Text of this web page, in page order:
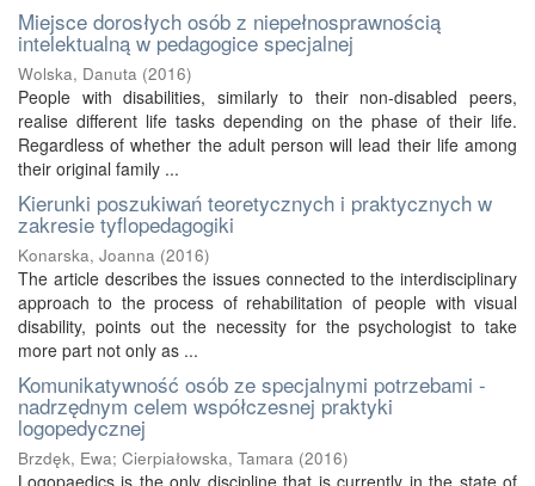
Miejsce dorosłych osób z niepełnosprawnością
intelektualną w pedagogice specjalnej
Wolska, Danuta (2016)
People with disabilities, similarly to their non-disabled peers,
realise different life tasks depending on the phase of their life.
Regardless of whether the adult person will lead their life among
their original family ...
Kierunki poszukiwań teoretycznych i praktycznych w
zakresie tyflopedagogiki
Konarska, Joanna (2016)
The article describes the issues connected to the interdisciplinary
approach to the process of rehabilitation of people with visual
disability, points out the necessity for the psychologist to take
more part not only as ...
Komunikatywność osób ze specjalnymi potrzebami -
nadrzędnym celem współczesnej praktyki
logopedycznej
Brzdęk, Ewa; Cierpiałowska, Tamara (2016)
Logopaedics is the only discipline that is currently in the state of